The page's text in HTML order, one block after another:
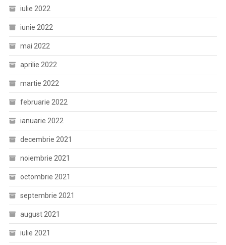
iulie 2022
iunie 2022
mai 2022
aprilie 2022
martie 2022
februarie 2022
ianuarie 2022
decembrie 2021
noiembrie 2021
octombrie 2021
septembrie 2021
august 2021
iulie 2021